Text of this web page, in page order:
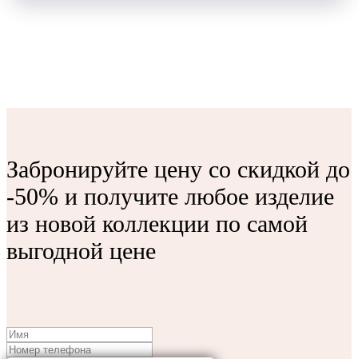
Забронируйте цену со скидкой до
-50% и получите любое изделие
из новой коллекции по самой
выгодной цене